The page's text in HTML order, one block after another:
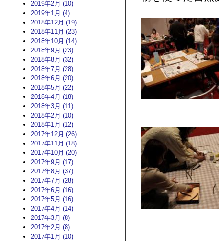
2019年2月 (10)
2019年1月 (4)
2018年12月 (19)
2018年11月 (23)
2018年10月 (14)
2018年9月 (23)
2018年8月 (32)
2018年7月 (28)
2018年6月 (20)
2018年5月 (22)
2018年4月 (18)
2018年3月 (11)
2018年2月 (10)
2018年1月 (12)
2017年12月 (26)
2017年11月 (18)
2017年10月 (20)
2017年9月 (17)
2017年8月 (37)
2017年7月 (28)
2017年6月 (16)
2017年5月 (16)
2017年4月 (14)
2017年3月 (8)
2017年2月 (8)
2017年1月 (10)